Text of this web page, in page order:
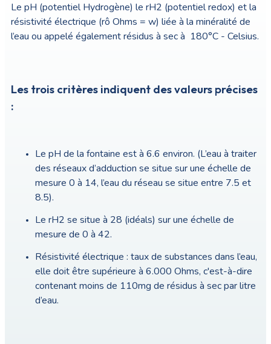
Le pH (potentiel Hydrogène) le rH2 (potentiel redox) et la
résistivité électrique (rô Ohms = w) liée à la minéralité de
l’eau ou appelé également résidus à sec à 180°C - Celsius.
Les trois critères indiquent des valeurs précises
:
Le pH de la fontaine est à 6.6 environ. (L’eau à traiter
des réseaux d’adduction se situe sur une échelle de
mesure 0 à 14, l’eau du réseau se situe entre 7.5 et
8.5).
Le rH2 se situe à 28 (idéals) sur une échelle de
mesure de 0 à 42.
Résistivité électrique : taux de substances dans l’eau,
elle doit être supérieure à 6.000 Ohms, c'est-à-dire
contenant moins de 110mg de résidus à sec par litre
d’eau.